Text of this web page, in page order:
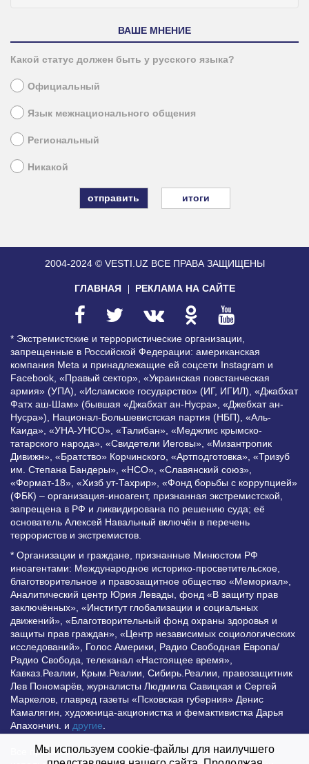
ВАШЕ МНЕНИЕ
Какой статус должен быть у русского языка?
Официальный
Язык межнационального общения
Региональный
Никакой
итоги
2004-2024 © VESTI.UZ ВСЕ ПРАВА ЗАЩИЩЕНЫ
ГЛАВНАЯ РЕКЛАМА НА САЙТЕ
* Экстремистские и террористические организации,
запрещенные в Российской Федерации: американская
компания Meta и принадлежащие ей соцсети Instagram и
Facebook, «Правый сектор», «Украинская повстанческая
армия» (УПА), «Исламское государство» (ИГ, ИГИЛ), «Джабхат
Фатх аш-Шам» (бывшая «Джабхат ан-Нусра», «Джебхат ан-
Нусра»), Национал-Большевистская партия (НБП), «Аль-
Каида», «УНА-УНСО», «Талибан», «Меджлис крымско-
татарского народа», «Свидетели Иеговы», «Мизантропик
Дивижн», «Братство» Корчинского, «Артподготовка», «Тризуб
им. Степана Бандеры», «НСО», «Славянский союз»,
«Формат-18», «Хизб ут-Тахрир», «Фонд борьбы с коррупцией»
(ФБК) – организация-иноагент, признанная экстремистской,
запрещена в РФ и ликвидирована по решению суда; её
основатель Алексей Навальный включён в перечень
террористов и экстремистов.
* Организации и граждане, признанные Минюстом РФ
иноагентами: Международное историко-просветительское,
благотворительное и правозащитное общество «Мемориал»,
Аналитический центр Юрия Левады, фонд «В защиту прав
заключённых», «Институт глобализации и социальных
движений», «Благотворительный фонд охраны здоровья и
защиты прав граждан», «Центр независимых социологических
исследований», Голос Америки, Радио Свободная Европа/
Радио Свобода, телеканал «Настоящее время»,
Кавказ.Реалии, Крым.Реалии, Сибирь.Реалии, правозащитник
Лев Пономарёв, журналисты Людмила Савицкая и Сергей
Маркелов, главред газеты «Псковская губерния» Денис
Камалягин, художница-акционистка и фемактивистка Дарья
Апахончич. и другие.
Все права защищены и охраняются законом. Любое
Мы используем cookie-файлы для наилучшего